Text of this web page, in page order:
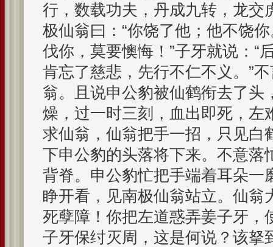
行，数载功夫，丹成九转，龙交
极仙翁曰：“你饶了他；他不饶
伐你，莫要懊悔！”子牙就说：“
肯忘了慈悲，先行不仁不义。”
翁。且说申公豹被仙鹤衔去了头
燥，过一时三刻，血出即死，左
求仙翁，仙翁把手一招，只见白
下申公豹的头落将下来。不意落
背脊。申公豹忙把手端着耳朵一
睁开看，见南极仙翁站立。仙翁
死孽障！你把左道惑弄姜子牙，
子牙保纣灭周，这是何说？该拏